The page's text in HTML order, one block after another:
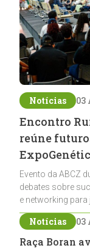
Notícias 03
Encontro
reúne
Evento da ABCZ
debates sobre
e networking
Notícias 03
Raça Boran